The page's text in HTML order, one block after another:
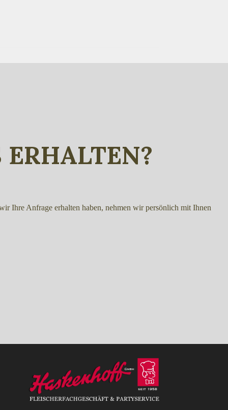
Ihre Anfrage erhalten haben, nehmen wir persönlich mit Ihnen